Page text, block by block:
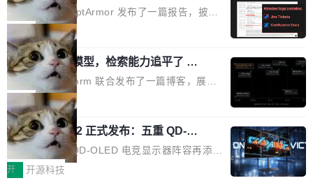
取舍可以接受」，也看不出来什么时候结果在技
术上正确、但方向完...
刻胶、蚀刻、离子注入、铜互联。公园中央是一
个环形路线，因为芯片制造需要把光刻流程重复
大约 60 次，每次一层。动画里简化为 4 圈。 整
个项目只有一个 HTML 文件。没有构建步骤，没
有依赖，没有网络请求。屏幕上每个形状都是 C
anvas 上纯手...
已经死了。不是技术上死了，而是作为一个真正
的开源项目死了。Google 把越来越多的核心功
能从 AOSP 移到了闭源的 Google Play Service
s 里，设备树和内核源码被厂商锁死，你能看到
代码但你改不了，改了也刷不进去。 为什么 AO
SP 不够用了 Runarcn 列举了几条他离开 Andro
id 的具体理由： Google Pla...
ira 和 Confluence 数据，厂商两个月没
回复
安全公司 PromptArmor 发布了一篇报告，披露
Atlassian 的 AI agent Rovo 存在严重的数据泄
露漏洞：攻击者可以通过 indirect prompt inject
ion（间接提示注入）窃取整个 Atlassian 租户内
的 Jira 工单和 Confluence 文档，全程不需要任
何人工审批。 更值得注意的是，这个漏洞在 5
月 23 日就报告给了 Atlassian，两个多月过去
了，公司除了表示"感谢"并分配了一个 case nu
mber 之外，再没有任何实质性回应。Rovo 至
今仍处于漏洞未修复状态。 攻击链路 攻击链并
不复杂。 受害者给 Rovo 提了一个正...
局
一个 4B 开源模型，检索能力追平了 G
PT-5.6 Sol，成本降到 1/100
Neon 和 Castform 联合发布了一篇博客，展示
了一个惊人的结果：一个 4B 参数的开源模型，
经过 RL 后训练之后，在检索任务上的准确率追
平了 GPT-5.6 Sol，但每次请求的成本只有对方
的 1/100。 具体来说，GPT-5.6 Sol 做一次典型
的多轮搜索请求需要超过 10 秒，端到端成本约
局
技嘉 GO27Q32 正式发布：五重 QD-OL
ED 面板加持，320Hz 极速与影院级画
面兼得
技嘉科技旗下 QD-OLED 电竞显示器阵容再添旗
舰新作。GO27Q32 将于 2026 年 9 月 15 日正
开 开源科技